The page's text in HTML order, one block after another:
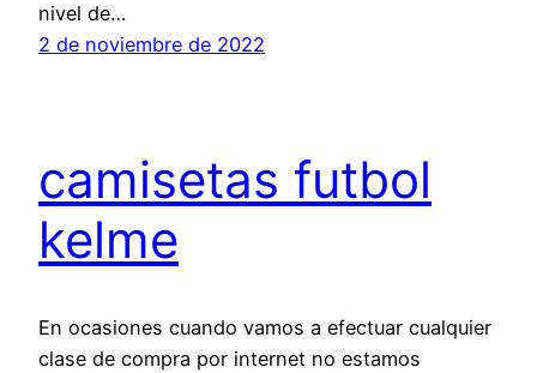
nivel de…
2 de noviembre de 2022
camisetas futbol
kelme
En ocasiones cuando vamos a efectuar cualquier
clase de compra por internet no estamos